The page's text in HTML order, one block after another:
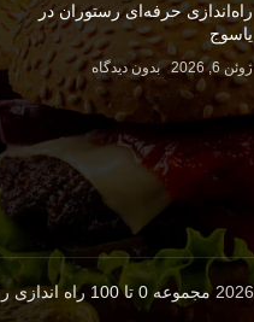
راه‌اندازی حرفه‌ای رستوران در
یاسوج
ژوئن 6, 2026 بدون دیدگاه
مجموعه 0 تا 100 راه اندازی رستوران